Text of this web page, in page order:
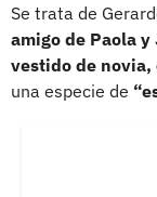
Se trata de
amigo de Paola y
vestido de novia,
una especie de